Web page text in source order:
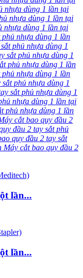
nhựa dùng 1 lần tại
nhựa dùng 1 lần tại
nhựa dùng 1 lần tại
phủ nhựa dùng 1 lần
phủ nhựa dùng 1
sắt phủ nhựa dùng 1
phủ nhựa dùng 1 lần
phủ nhựa dùng 1 lần
phủ nhựa dùng 1
sắt phủ nhựa dùng 1
nhựa dùng 1 lần tại
phủ nhựa dùng 1 lần
cắt bao quy đầu 2
đầu 2 tay sắt phủ
quy đầu 2 tay sắt
Máy cắt bao quy đầu 2
lần...
lần...